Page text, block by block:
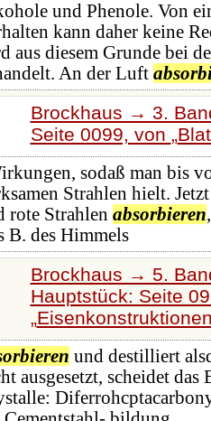
und Phenole. Von
kann daher keine
aus diesem Grunde bei
An der Luft
Brockhaus → 3.
Seite 0099, von
sodaß man bis
Strahlen hielt.
rote Strahlen absorbieren
B. des Himmels
Brockhaus → 5.
Hauptstück: Seite
und destilliert
ausgesetzt, scheidet